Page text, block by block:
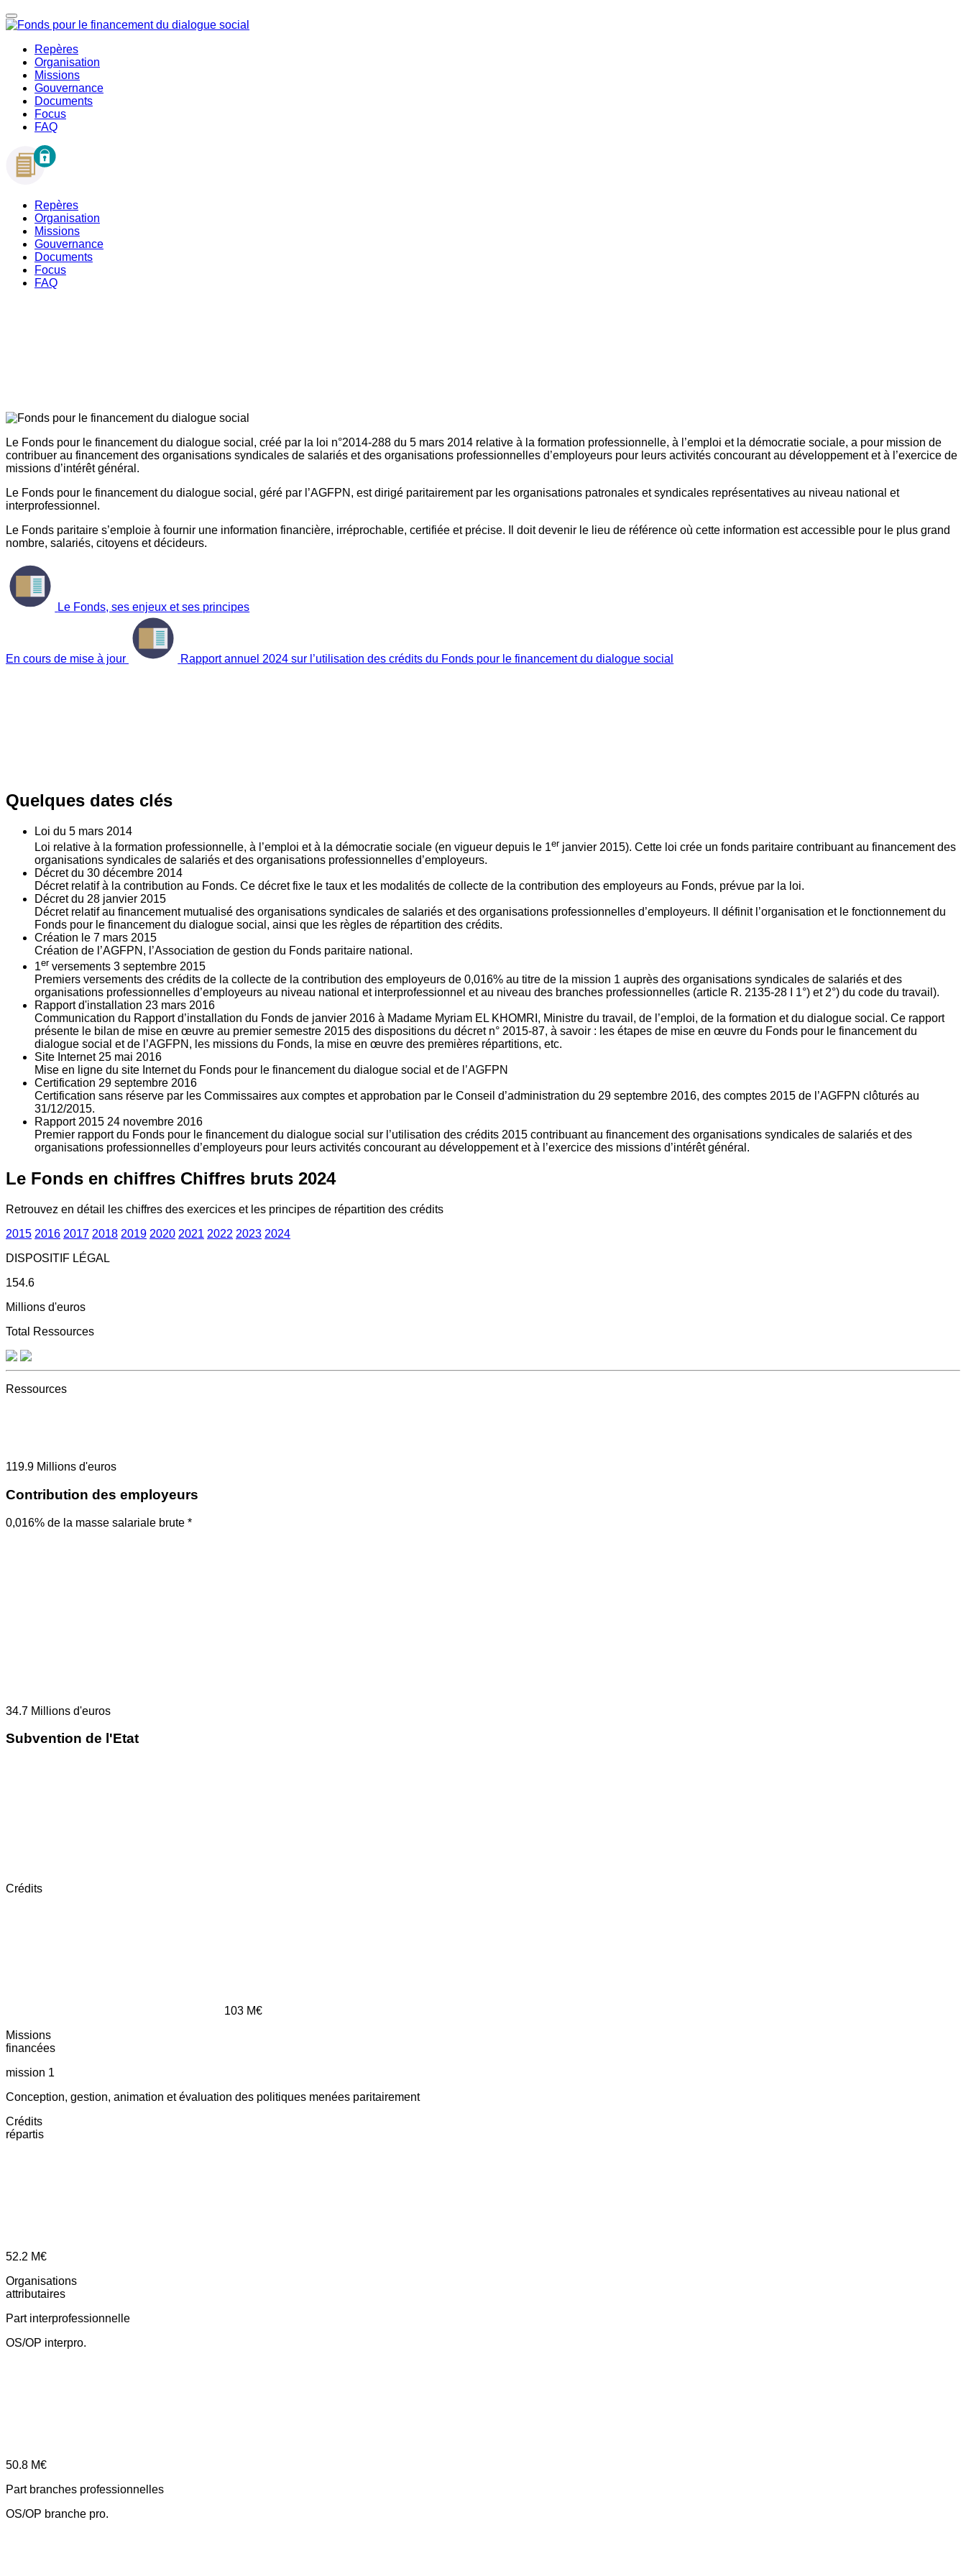
Repères
Organisation
Missions
Gouvernance
Documents
Focus
FAQ
Repères
Organisation
Missions
Gouvernance
Documents
Focus
FAQ
Le Fonds pour le financement du dialogue social, créé par la loi n°2014-288 du 5 mars 2014 relative à la formation professionnelle, à l’emploi et la démocratie sociale, a pour mission de
contribuer au financement des organisations syndicales de salariés et des organisations professionnelles d’employeurs pour leurs activités concourant au développement et à l’exercice de
missions d’intérêt général.
Le Fonds pour le financement du dialogue social, géré par l’AGFPN, est dirigé paritairement par les organisations patronales et syndicales représentatives au niveau national et
interprofessionnel.
Le Fonds paritaire s’emploie à fournir une information financière, irréprochable, certifiée et précise. Il doit devenir le lieu de référence où cette information est accessible pour le plus grand
nombre, salariés, citoyens et décideurs.
Le Fonds, ses enjeux et ses principes
En cours de mise à jour Rapport annuel 2024 sur l’utilisation des crédits du Fonds pour le financement du dialogue social
Quelques dates clés
Loi du 5 mars 2014
Loi relative à la formation professionnelle, à l’emploi et à la démocratie sociale (en vigueur depuis le 1er janvier 2015). Cette loi crée un fonds paritaire contribuant au financement des
organisations syndicales de salariés et des organisations professionnelles d’employeurs.
Décret du 30 décembre 2014
Décret relatif à la contribution au Fonds. Ce décret fixe le taux et les modalités de collecte de la contribution des employeurs au Fonds, prévue par la loi.
Décret du 28 janvier 2015
Décret relatif au financement mutualisé des organisations syndicales de salariés et des organisations professionnelles d’employeurs. Il définit l’organisation et le fonctionnement du
Fonds pour le financement du dialogue social, ainsi que les règles de répartition des crédits.
Création le 7 mars 2015
Création de l’AGFPN, l’Association de gestion du Fonds paritaire national.
1er versements 3 septembre 2015
Premiers versements des crédits de la collecte de la contribution des employeurs de 0,016% au titre de la mission 1 auprès des organisations syndicales de salariés et des
organisations professionnelles d’employeurs au niveau national et interprofessionnel et au niveau des branches professionnelles (article R. 2135‐28 I 1°) et 2°) du code du travail).
Rapport d'installation 23 mars 2016
Communication du Rapport d’installation du Fonds de janvier 2016 à Madame Myriam EL KHOMRI, Ministre du travail, de l’emploi, de la formation et du dialogue social. Ce rapport
présente le bilan de mise en œuvre au premier semestre 2015 des dispositions du décret n° 2015-87, à savoir : les étapes de mise en œuvre du Fonds pour le financement du
dialogue social et de l’AGFPN, les missions du Fonds, la mise en œuvre des premières répartitions, etc.
Site Internet 25 mai 2016
Mise en ligne du site Internet du Fonds pour le financement du dialogue social et de l’AGFPN
Certification 29 septembre 2016
Certification sans réserve par les Commissaires aux comptes et approbation par le Conseil d’administration du 29 septembre 2016, des comptes 2015 de l’AGFPN clôturés au
31/12/2015.
Rapport 2015 24 novembre 2016
Premier rapport du Fonds pour le financement du dialogue social sur l’utilisation des crédits 2015 contribuant au financement des organisations syndicales de salariés et des
organisations professionnelles d’employeurs pour leurs activités concourant au développement et à l’exercice des missions d’intérêt général.
Le Fonds en chiffres Chiffres bruts 2024
Retrouvez en détail les chiffres des exercices et les principes de répartition des crédits
2015 2016 2017 2018 2019 2020 2021 2022 2023 2024
DISPOSITIF LÉGAL
154.6
Millions d'euros
Total Ressources
Ressources
119.9 Millions d'euros
Contribution des employeurs
0,016% de la masse salariale brute *
34.7 Millions d'euros
Subvention de l'Etat
Crédits
103 M€
Missions
financées
mission 1
Conception, gestion, animation et évaluation des politiques menées paritairement
Crédits
répartis
52.2 M€
Organisations
attributaires
Part interprofessionnelle
OS/OP interpro.
50.8 M€
Part branches professionnelles
OS/OP branche pro.